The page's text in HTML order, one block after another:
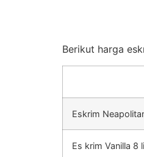
Berikut harga
Eskrim
Es krim Vanilla 8